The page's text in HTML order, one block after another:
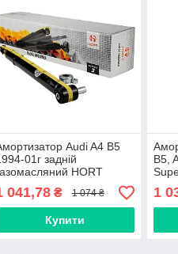
Audi A4 B5
01г задній
HORT
041,78₴ 1 074 ₴
Купити
B5,
1